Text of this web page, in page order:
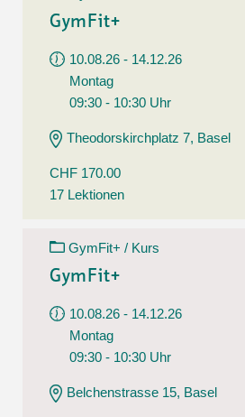
GymFit+
10.08.26 - 14.12.26
Montag
09:30 - 10:30 Uhr
Theodorskirchplatz 7, Basel
CHF 170.00
17 Lektionen
GymFit+ / Kurs
GymFit+
10.08.26 - 14.12.26
Montag
09:30 - 10:30 Uhr
Belchenstrasse 15, Basel